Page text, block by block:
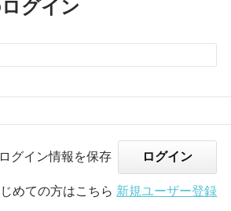
グイン
ログイン情報を保存
めての方はこちら 新規ユーザー登録